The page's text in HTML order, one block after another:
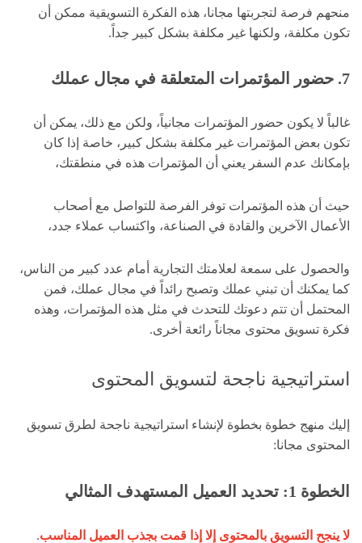
منحهم فرصة لتجربتها مجانا، هذه الفكرة التسويقية ممكن أن
تكون مكلفة، ولكنها غير مكلفة بشكل كبير جداً.
7. حضور المؤتمرات المتعلقة في مجال عملك
غالباً لا يكون حضور المؤتمرات مجانياً، ولكن مع ذلك، يمكن أن
تكون بعض المؤتمرات غير مكلفة بشكل كبير، خاصة إذا كان
بإمكانك عدم السفر يعني أن المؤتمرات هذه في منطقتك،
حيث أن هذه المؤتمرات توفر الفرصة للتواصل مع أصحاب
الأعمال الآخرين والقادة في الصناعة، واكتساب عملاء جدد،
والحصول على سمعة لعلامتك التجارية أمام عدد كبير من الناس،
كما يمكنك أن تبني عملك وتصبح رائداً في مجال عملك، فمن
المحتمل أن تتم دعوتك للتحدث في مثل هذه المؤتمرات، وهذه
فكرة تسويق محتوى مجاناً رائعة أخرى.
استراتيجية ناجحة لتسويق المحتوى
إليك منهج خطوة بخطوة لإنشاء استراتيجية ناجحة لطرق تسويق
المحتوى مجانا:
الخطوة 1: تحديد العميل المستهدف المثالي
لا ينجح التسويق بالمحتوى إلا إذا قمت بجذب العميل المناسب.